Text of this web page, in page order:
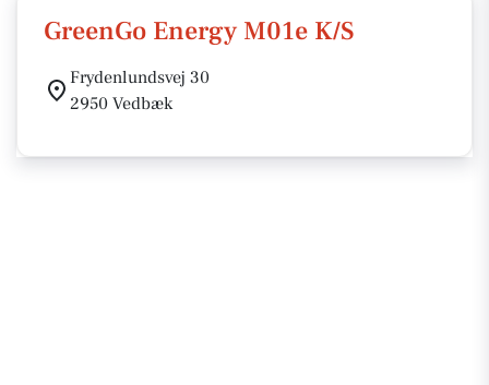
GreenGo Energy M01e K/S
Frydenlundsvej 30
2950 Vedbæk